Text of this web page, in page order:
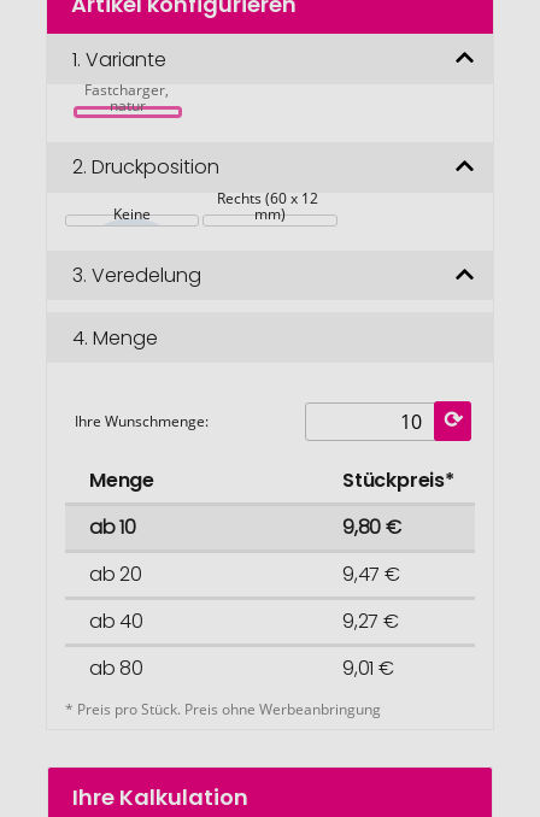
Anfang
Bildgalerie
springen
1. Variante
Multifunktionaler
Fastcharger,
natur
2. Druckposition
Keine
Rechts (60 x 12
mm)
3. Veredelung
4. Menge
Ihre Wunschmenge:
Menge
Stückpreis*
ab 10
9,80 €
ab 20
9,47 €
ab 40
9,27 €
ab 80
9,01 €
* Preis pro Stück. Preis ohne Werbeanbringung
Ihre Kalkulation